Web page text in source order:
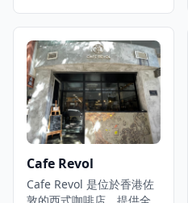
的客人提供全面的體驗。
作為一家休閒餐飲場所，
提供西式三明治和飲品，
環境現代清新，讓客人可
以在舒適的環境中享受美
食。該咖啡廳以在元朗地
區提供清新的咖啡廳用餐
咖啡和輕食的顧客提供堂
食和外賣選擇。無論是想
Cafe Revol
Cafe Revol 是位於香港佐